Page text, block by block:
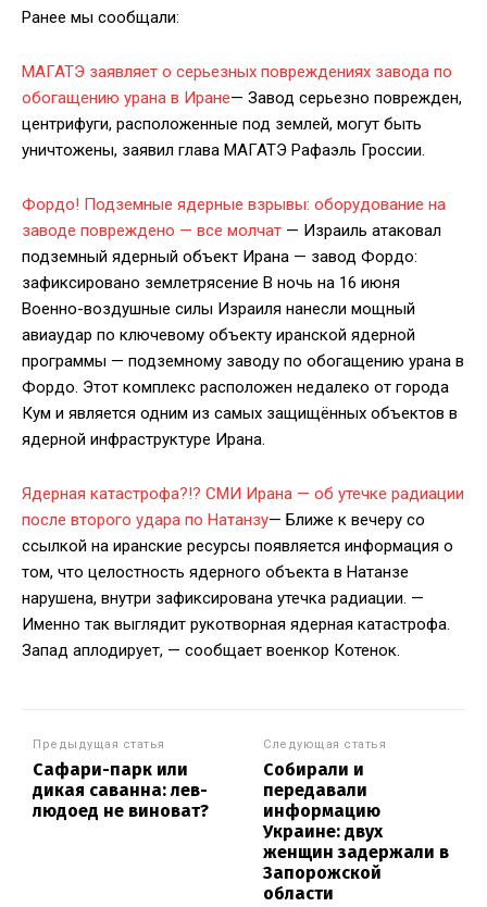
Ранее мы сообщали:
МАГАТЭ заявляет о серьезных повреждениях завода по
обогащению урана в Иране— Завод серьезно поврежден,
центрифуги, расположенные под землей, могут быть
уничтожены, заявил глава МАГАТЭ Рафаэль Гроссии.
Фордо! Подземные ядерные взрывы: оборудование на
заводе повреждено — все молчат — Израиль атаковал
подземный ядерный объект Ирана — завод Фордо:
зафиксировано землетрясение В ночь на 16 июня
Военно-воздушные силы Израиля нанесли мощный
авиаудар по ключевому объекту иранской ядерной
программы — подземному заводу по обогащению урана в
Фордо. Этот комплекс расположен недалеко от города
Кум и является одним из самых защищённых объектов в
ядерной инфраструктуре Ирана.
Ядерная катастрофа?!? СМИ Ирана — об утечке радиации
после второго удара по Натанзу— Ближе к вечеру со
ссылкой на иранские ресурсы появляется информация о
том, что целостность ядерного объекта в Натанзе
нарушена, внутри зафиксирована утечка радиации. —
Именно так выглядит рукотворная ядерная катастрофа.
Запад аплодирует, — сообщает военкор Котенок.
Предыдущая статья
Сафари-парк или
дикая саванна: лев-
людоед не виноват?
Следующая статья
Собирали и
передавали
информацию
Украине: двух
женщин задержали в
Запорожской
области